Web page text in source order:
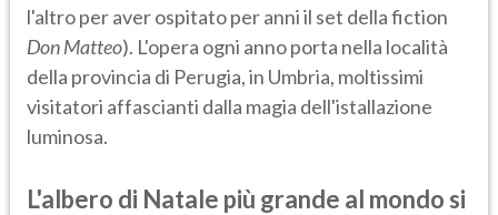
l'altro per aver ospitato per anni il set della fiction
Don Matteo). L'opera ogni anno porta nella località
della provincia di Perugia, in Umbria, moltissimi
visitatori affascianti dalla magia dell'istallazione
luminosa.
L'albero di Natale più grande al mondo si